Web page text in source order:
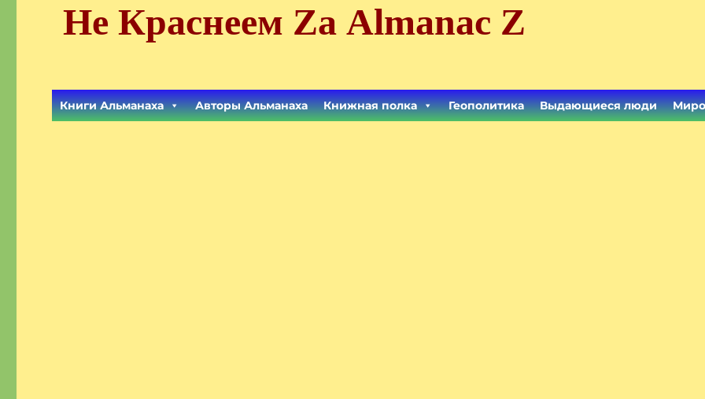
Не Краснеем Zа Almanac Z
Книги Альманаха Авторы Альманаха Книжная полка Геополитика Выдающиеся люди